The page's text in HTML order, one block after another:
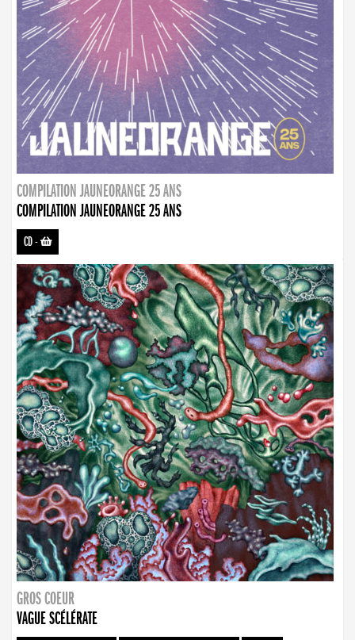
COMPILATION JAUNEORANGE 25 ANS
COMPILATION JAUNEORANGE 25 ANS
CD-
GROS COEUR
VAGUE SCÉLÉRATE